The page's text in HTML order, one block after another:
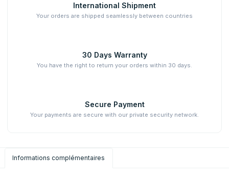
International Shipment
Your orders are shipped seamlessly between countries
30 Days Warranty
You have the right to return your orders within 30 days.
Secure Payment
Your payments are secure with our private security network.
Informations complémentaires